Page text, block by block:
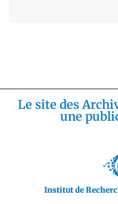
Le site des
une
Institut de